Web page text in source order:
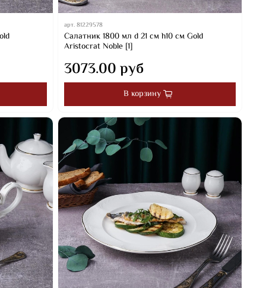
арт.81229578
Салатник 1800 мл d 21 см h10 см Gold
Aristocrat Noble [1]
3073.00 руб
В корзину